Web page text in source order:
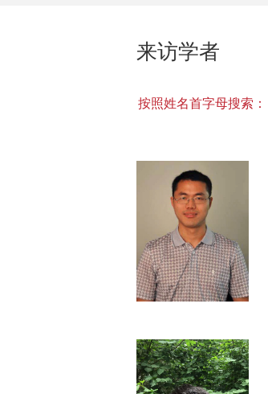
来访学者
按照姓名首字母搜索：